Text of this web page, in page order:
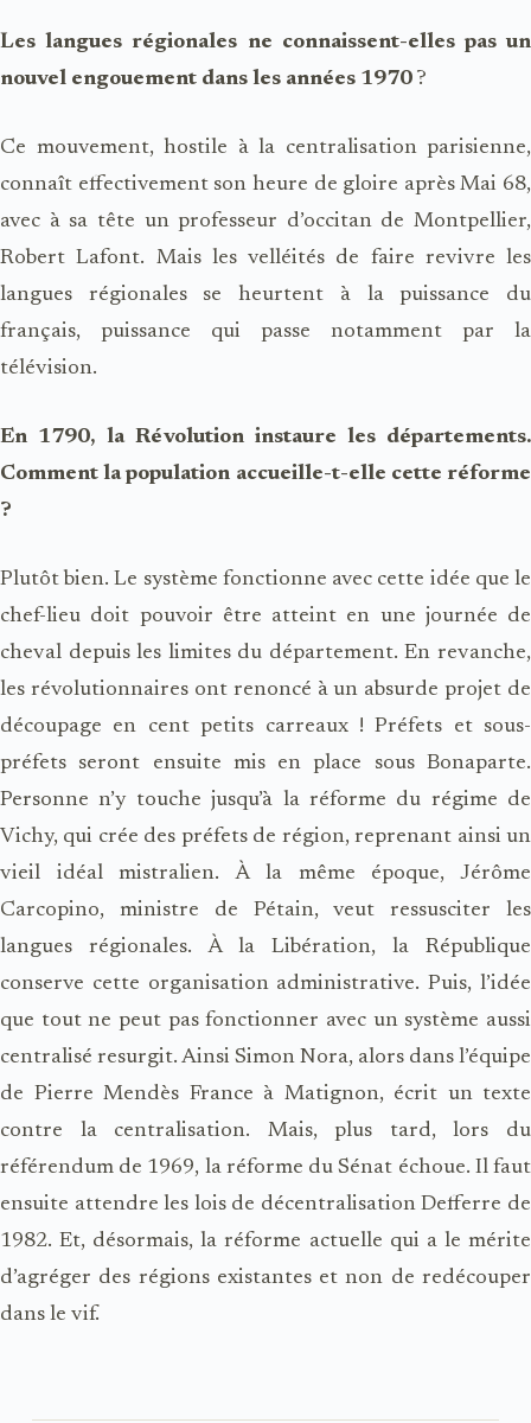
Les langues régionales ne connaissent-elles pas un
nouvel engouement dans les années 1970 ?
Ce mouvement, hostile à la centralisation parisienne,
connaît effectivement son heure de gloire après Mai 68,
avec à sa tête un professeur d’occitan de Montpellier,
Robert Lafont. Mais les velléités de faire revivre les
langues régionales se heurtent à la puissance du
français, puissance qui passe notamment par la
télévision.
En 1790, la Révolution instaure les départements.
Comment la population accueille-t-elle cette réforme
?
Plutôt bien. Le système fonctionne avec cette idée que le
chef-lieu doit pouvoir être atteint en une journée de
cheval depuis les limites du département. En revanche,
les révolutionnaires ont renoncé à un absurde projet de
découpage en cent petits carreaux ! Préfets et sous-
préfets seront ensuite mis en place sous Bonaparte.
Personne n’y touche jusqu’à la réforme du régime de
Vichy, qui crée des préfets de région, reprenant ainsi un
vieil idéal mistralien. À la même époque, Jérôme
Carcopino, ministre de Pétain, veut ressusciter les
langues régionales. À la Libération, la République
conserve cette organisation administrative. Puis, l’idée
que tout ne peut pas fonctionner avec un système aussi
centralisé resurgit. Ainsi Simon Nora, alors dans l’équipe
de Pierre Mendès France à Matignon, écrit un texte
contre la centralisation. Mais, plus tard, lors du
référendum de 1969, la réforme du Sénat échoue. Il faut
ensuite attendre les lois de décentralisation Defferre de
1982. Et, désormais, la réforme actuelle qui a le mérite
d’agréger des régions existantes et non de redécouper
dans le vif.